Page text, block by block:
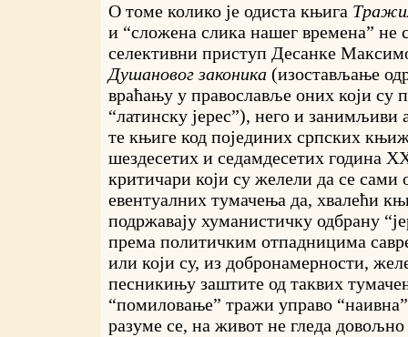
О томе колико је одиста књига
и “сложена слика нашег времена” не
селективни приступ Десанке
Душановог законика (изостављање
враћању у православље оних који су
“латинску јерес”), него и
те књиге код појединих српских
шездесетих и седамдесетих година
критичари који су желели да се сами
евентуалних тумачења да, хвалећи
подржавају хуманистичку одбрану
према политичким отпадницима
или који су, из добронамерности,
песникињу заштите од таквих
“помиловање” тражи управо
разуме се, на живот не гледа довољно